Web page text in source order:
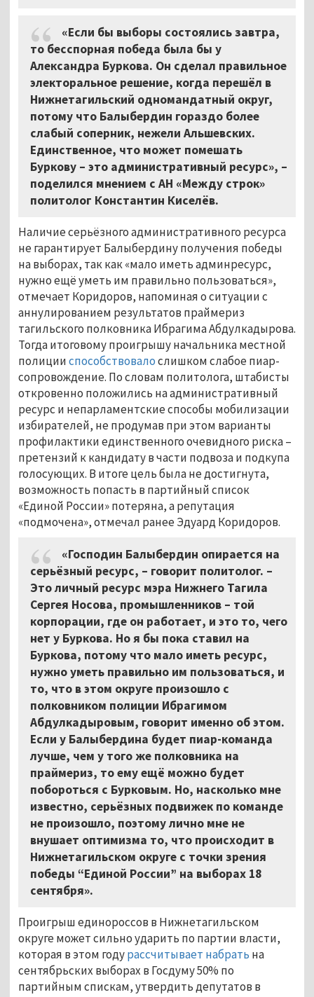
«Если бы выборы состоялись завтра,
то бесспорная победа была бы у
Александра Буркова. Он сделал правильное
электоральное решение, когда перешёл в
Нижнетагильский одномандатный округ,
потому что Балыбердин гораздо более
слабый соперник, нежели Альшевских.
Единственное, что может помешать
Буркову – это административный ресурс», –
поделился мнением с АН «Между строк»
политолог Константин Киселёв.
Наличие серьёзного административного ресурса
не гарантирует Балыбердину получения победы
на выборах, так как «мало иметь админресурс,
нужно ещё уметь им правильно пользоваться»,
отмечает Коридоров, напоминая о ситуации с
аннулированием результатов праймериз
тагильского полковника Ибрагима Абдулкадырова.
Тогда итоговому проигрышу начальника местной
полицииспособствовалослишком слабое пиар-
сопровождение. По словам политолога, штабисты
откровенно положились на административный
ресурс и непарламентские способы мобилизации
избирателей, не продумав при этом варианты
профилактики единственного очевидного риска –
претензий к кандидату в части подвоза и подкупа
голосующих. В итоге цель была не достигнута,
возможность попасть в партийный список
«Единой России» потеряна, а репутация
«подмочена», отмечал ранее Эдуард Коридоров.
«Господин Балыбердин опирается на
серьёзный ресурс, – говорит политолог. –
Это личный ресурс мэра Нижнего Тагила
Сергея Носова, промышленников – той
корпорации, где он работает, и это то, чего
нет у Буркова. Но я бы пока ставил на
Буркова, потому что мало иметь ресурс,
нужно уметь правильно им пользоваться, и
то, что в этом округе произошло с
полковником полиции Ибрагимом
Абдулкадыровым, говорит именно об этом.
Если у Балыбердина будет пиар-команда
лучше, чем у того же полковника на
праймериз, то ему ещё можно будет
побороться с Бурковым. Но, насколько мне
известно, серьёзных подвижек по команде
не произошло, поэтому лично мне не
внушает оптимизма то, что происходит в
Нижнетагильском округе с точки зрения
победы “Единой России” на выборах 18
сентября».
Проигрыш единороссов в Нижнетагильском
округе может сильно ударить по партии власти,
которая в этом годурассчитывает набрать на
сентябрьских выборах в Госдуму 50% по
партийным спискам, утвердить депутатов в